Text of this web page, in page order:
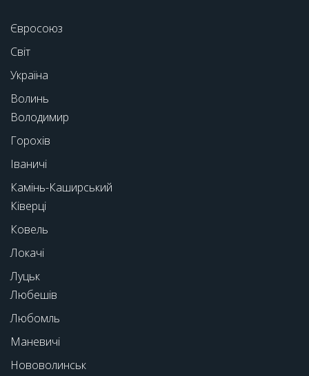
Євросоюз
Світ
Україна
Волинь
Володимир
Горохів
Іваничі
Камінь-Каширський
Ківерці
Ковель
Локачі
Луцьк
Любешів
Любомль
Маневичі
Нововолинськ